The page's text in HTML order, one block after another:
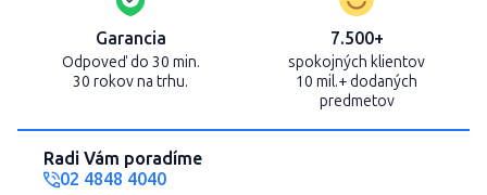
Garancia
Odpoveď do 30 min.
30 rokov na trhu.
7.500+
spokojných klientov
10 mil.+ dodaných
predmetov
Radi Vám poradíme
02 4848 4040